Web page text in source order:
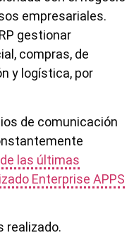
empresariales.
gestionar
compras, de
y logística, por
de comunicación
las últimas
Enterprise APPS
realizado.